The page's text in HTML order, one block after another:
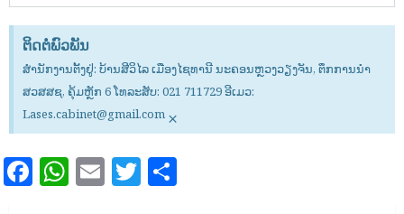
ຕິດຕໍ່ພົວພັນ
ສຳນັກງານຕັ້ງຢູ່: ບ້ານສີວິໄລ ເມືອງໄຊທານີ ນະຄອນຫຼວງວຽງຈັນ, ຕຶກການນໍາ
ສວສສຊ, ຄຸ້ມຫຼັກ 6 ໂທລະສັບ: 021 711729 ອີເມວ:
Lases.cabinet@gmail.com ×
Facebook
WhatsApp
EmailTwitter